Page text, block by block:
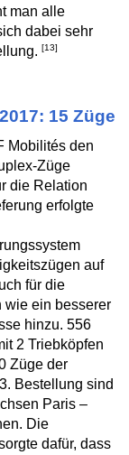
man alle
dabei sehr
[13]
15 Züge
Mobilités den
Züge
die Relation
erfolgte
auf
für die
wie ein besserer
hinzu. 556
2 Triebköpfen
Züge der
Bestellung sind
Paris –
Die
dafür, dass